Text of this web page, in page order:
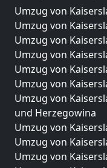
Umzug von
Umzug von
Umzug von
Umzug von
Umzug von
Umzug von
Umzug von
und Herzegowina
Umzug von
Umzug von
Umzug von